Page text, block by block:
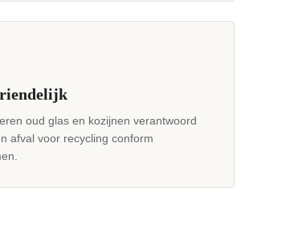
oud glas en kozijnen verantwoord
afval voor recycling conform